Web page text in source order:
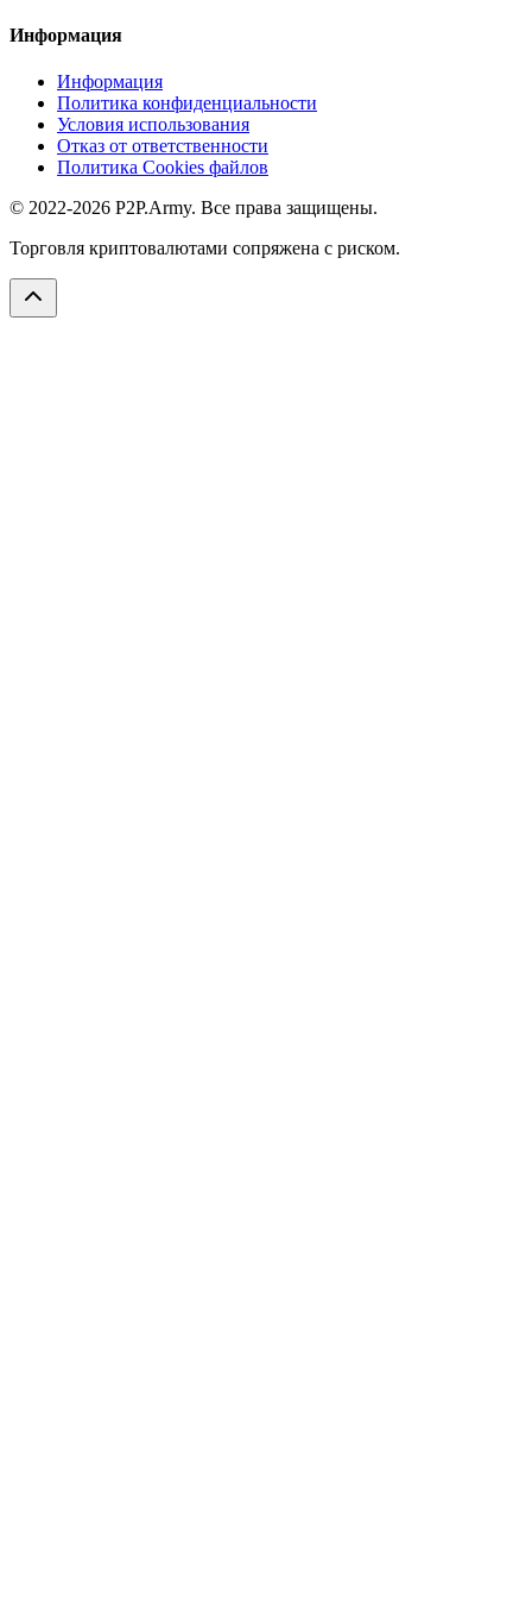
Информация
Информация
Политика конфиденциальности
Условия использования
Отказ от ответственности
Политика Cookies файлов
© 2022-2026 P2P.Army. Все права защищены.
Торговля криптовалютами сопряжена с риском.